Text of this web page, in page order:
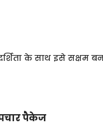
के साथ इसे सक्षम
पैकेज